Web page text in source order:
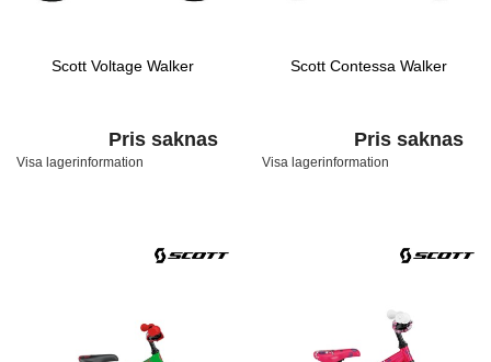
Scott Voltage Walker
Pris saknas
Visa lagerinformation
Scott Contessa Walker
Pris saknas
Visa lagerinformation